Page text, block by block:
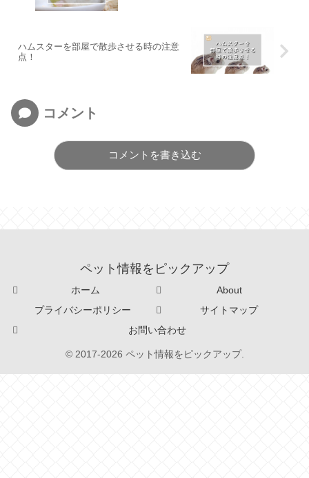
ハムスターを部屋で散歩させる時の注意
点！
コメント
コメントを書き込む
ペット情報をピックアップ
ホーム
About
プライバシーポリシー
サイトマップ
お問い合わせ
© 2017-2026 ペット情報をピックアップ.